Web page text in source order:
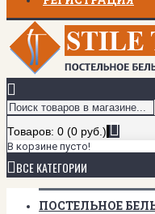
Товаров: 0 (0 руб.)
В корзине пусто!
ВСЕ КАТЕГОРИИ
ПОСТЕЛЬНОЕ